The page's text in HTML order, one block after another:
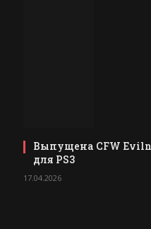
Выпущена CFW
для PS3
17.04.2026